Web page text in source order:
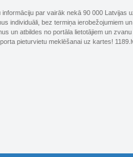
par vairāk nekā 90 000
individuāli, bez termiņa ierobežojumiem
un atbildes no portāla lietotājiem un
pieturvietu meklēšanai uz kartes!